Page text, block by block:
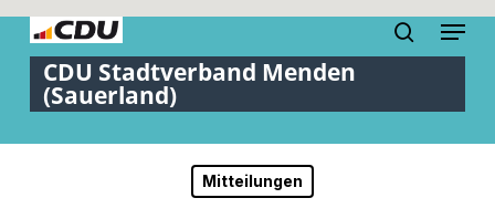
Skip
content
search
Menu
Mitteilungen